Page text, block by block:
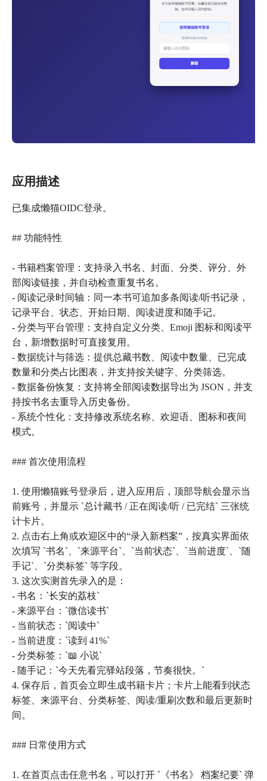
应用描述
已集成懒猫OIDC登录。
## 功能特性
- 书籍档案管理：支持录入书名、封面、分类、评分、外
部阅读链接，并自动检查重复书名。
- 阅读记录时间轴：同一本书可追加多条阅读/听书记录，
记录平台、状态、开始日期、阅读进度和随手记。
- 分类与平台管理：支持自定义分类、Emoji 图标和阅读平
台，新增数据时可直接复用。
- 数据统计与筛选：提供总藏书数、阅读中数量、已完成
数量和分类占比图表，并支持按关键字、分类筛选。
- 数据备份恢复：支持将全部阅读数据导出为 JSON，并支
持按书名去重导入历史备份。
- 系统个性化：支持修改系统名称、欢迎语、图标和夜间
模式。
### 首次使用流程
1. 使用懒猫账号登录后，进入应用后，顶部导航会显示当
前账号，并显示 `总计藏书 / 正在阅读/听 / 已完结` 三张统
计卡片。
2. 点击右上角或欢迎区中的“录入新档案”，按真实界面依
次填写 `书名`、`来源平台`、`当前状态`、`当前进度`、`随
手记`、`分类标签` 等字段。
3. 这次实测首先录入的是：
- 书名：`长安的荔枝`
- 来源平台：`微信读书`
- 当前状态：`阅读中`
- 当前进度：`读到 41%`
- 分类标签：`📖 小说`
- 随手记：`今天先看完驿站段落，节奏很快。`
4. 保存后，首页会立即生成书籍卡片；卡片上能看到状态
标签、来源平台、分类标签、阅读/重刷次数和最后更新时
间。
### 日常使用方式
1. 在首页点击任意书名，可以打开 `《书名》 档案纪要` 弹